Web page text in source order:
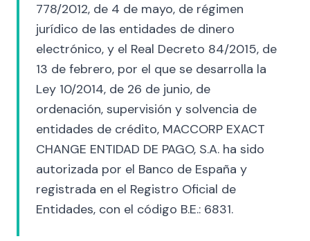
778/2012, de 4 de mayo, de régimen
jurídico de las entidades de dinero
electrónico, y el Real Decreto 84/2015, de
13 de febrero, por el que se desarrolla la
Ley 10/2014, de 26 de junio, de
ordenación, supervisión y solvencia de
entidades de crédito, MACCORP EXACT
CHANGE ENTIDAD DE PAGO, S.A. ha sido
autorizada por el Banco de España y
registrada en el Registro Oficial de
Entidades, con el código B.E.: 6831.